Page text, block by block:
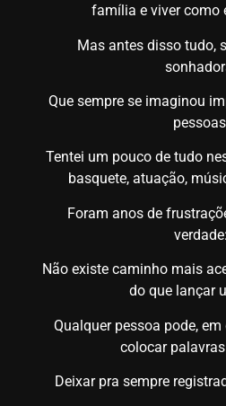
família e viver como
Mas antes disso tudo,
Que sempre se imaginou
Tentei um pouco de tudo
basquete, atuação,
Foram anos de
verdade:
Não existe caminho mais
do que lançar
Qualquer pessoa pode,
colocar
Deixar pra sempre